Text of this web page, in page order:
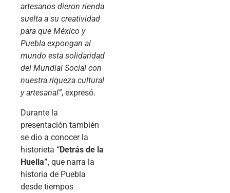
artesanos dieron rienda
suelta a su creatividad
para que México y
Puebla expongan al
mundo esta solidaridad
del Mundial Social con
nuestra riqueza cultural
y artesanal”, expresó.
Durante la
presentación también
se dio a conocer la
historieta “Detrás de la
Huella”, que narra la
historia de Puebla
desde tiempos